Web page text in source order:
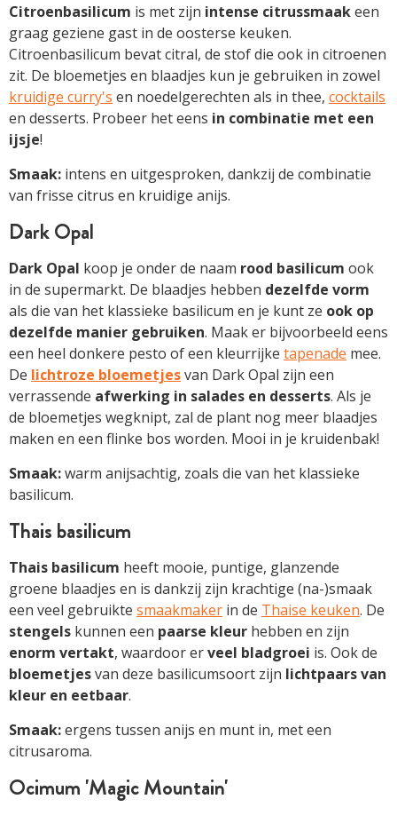
Citroenbasilicum is met zijn intense citrussmaakeen
graag geziene gast in de oosterse keuken.
Citroenbasilicum bevat citral, de stof die ook in citroenen
zit. De bloemetjes en blaadjes kun je gebruiken in zowel
kruidige curry's en noedel­gerechten als in thee, cocktails
en desserts. Probeer het eens in combinatie met een
ijsje!
Smaak: intens en uitgesproken, dankzij de combinatie
van frisse citrus en kruidige anijs.
Dark Opal
Dark Opal koop je onder de naam rood basilicum ook
in de supermarkt. De blaadjes hebben dezelfde vorm
als die van het klassieke basilicum en je kunt ze ook op
dezelfde manier gebruiken. Maak er bijvoorbeeld eens
een heel donkere pesto of een kleurrijke tapenade mee.
De lichtroze bloemetjesvan Dark Opal zijn een
verrassende afwerking in salades en desserts. Als je
de bloemetjes wegknipt, zal de plant nog meer blaadjes
maken en een flinke bos worden. Mooi in je kruidenbak!
Smaak:warm anijsachtig, zoals die van het klassieke
basilicum.
Thais basilicum
Thais basilicum heeft mooie, puntige, glanzende
groene blaadjes en is dankzij zijn krachtige (na-)smaak
een veel gebruikte smaakmaker in de Thaise keuken. De
stengels kunnen een paarse kleur hebben en zijn
enorm vertakt, waardoor erveel bladgroei is. Ook de
bloemetjesvan deze basilicumsoort zijn lichtpaars van
kleur en eetbaar.
Smaak:ergens tussen anijs en munt in, met een
citrusaroma.
Ocimum 'Magic Mountain'